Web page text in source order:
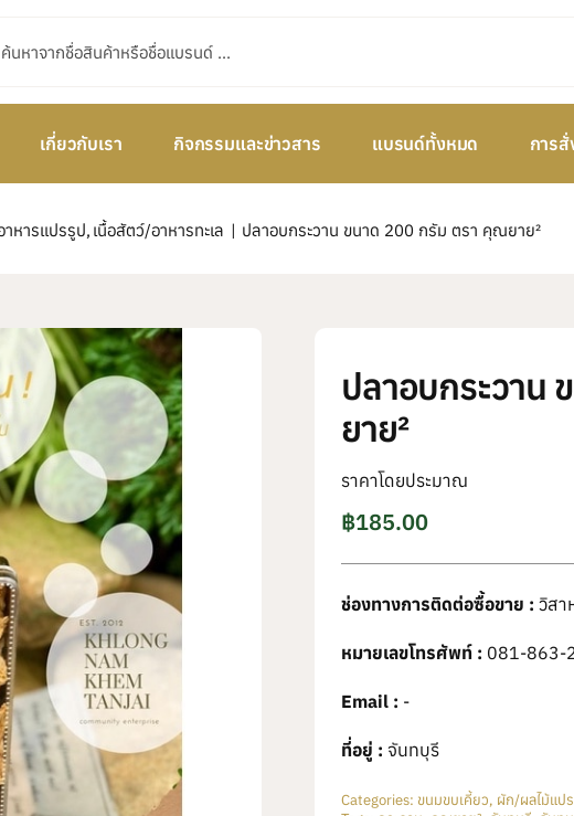
เกี่ยวกับเรา กิจกรรมและข่าวสาร แบรนด์ทั้งหมด การ
าหารแปรรูป เนื้อสัตว์/อาหารทะเล ปลาอบกระวาน ขนาด 200 กรัม ตรา คุณยาย²
ปลาอบกระวาน
ยาย²
ราคาโดยประมาณ
฿185.00
ช่องทางการติดต่อซื้อขาย : วิสา
หมายเลขโทรศัพท์ : 081-863-
Email : -
ที่อยู่ : จันทบุรี
Categories: ขนมขบเคี้ยว, ผัก/ผลไม้แป